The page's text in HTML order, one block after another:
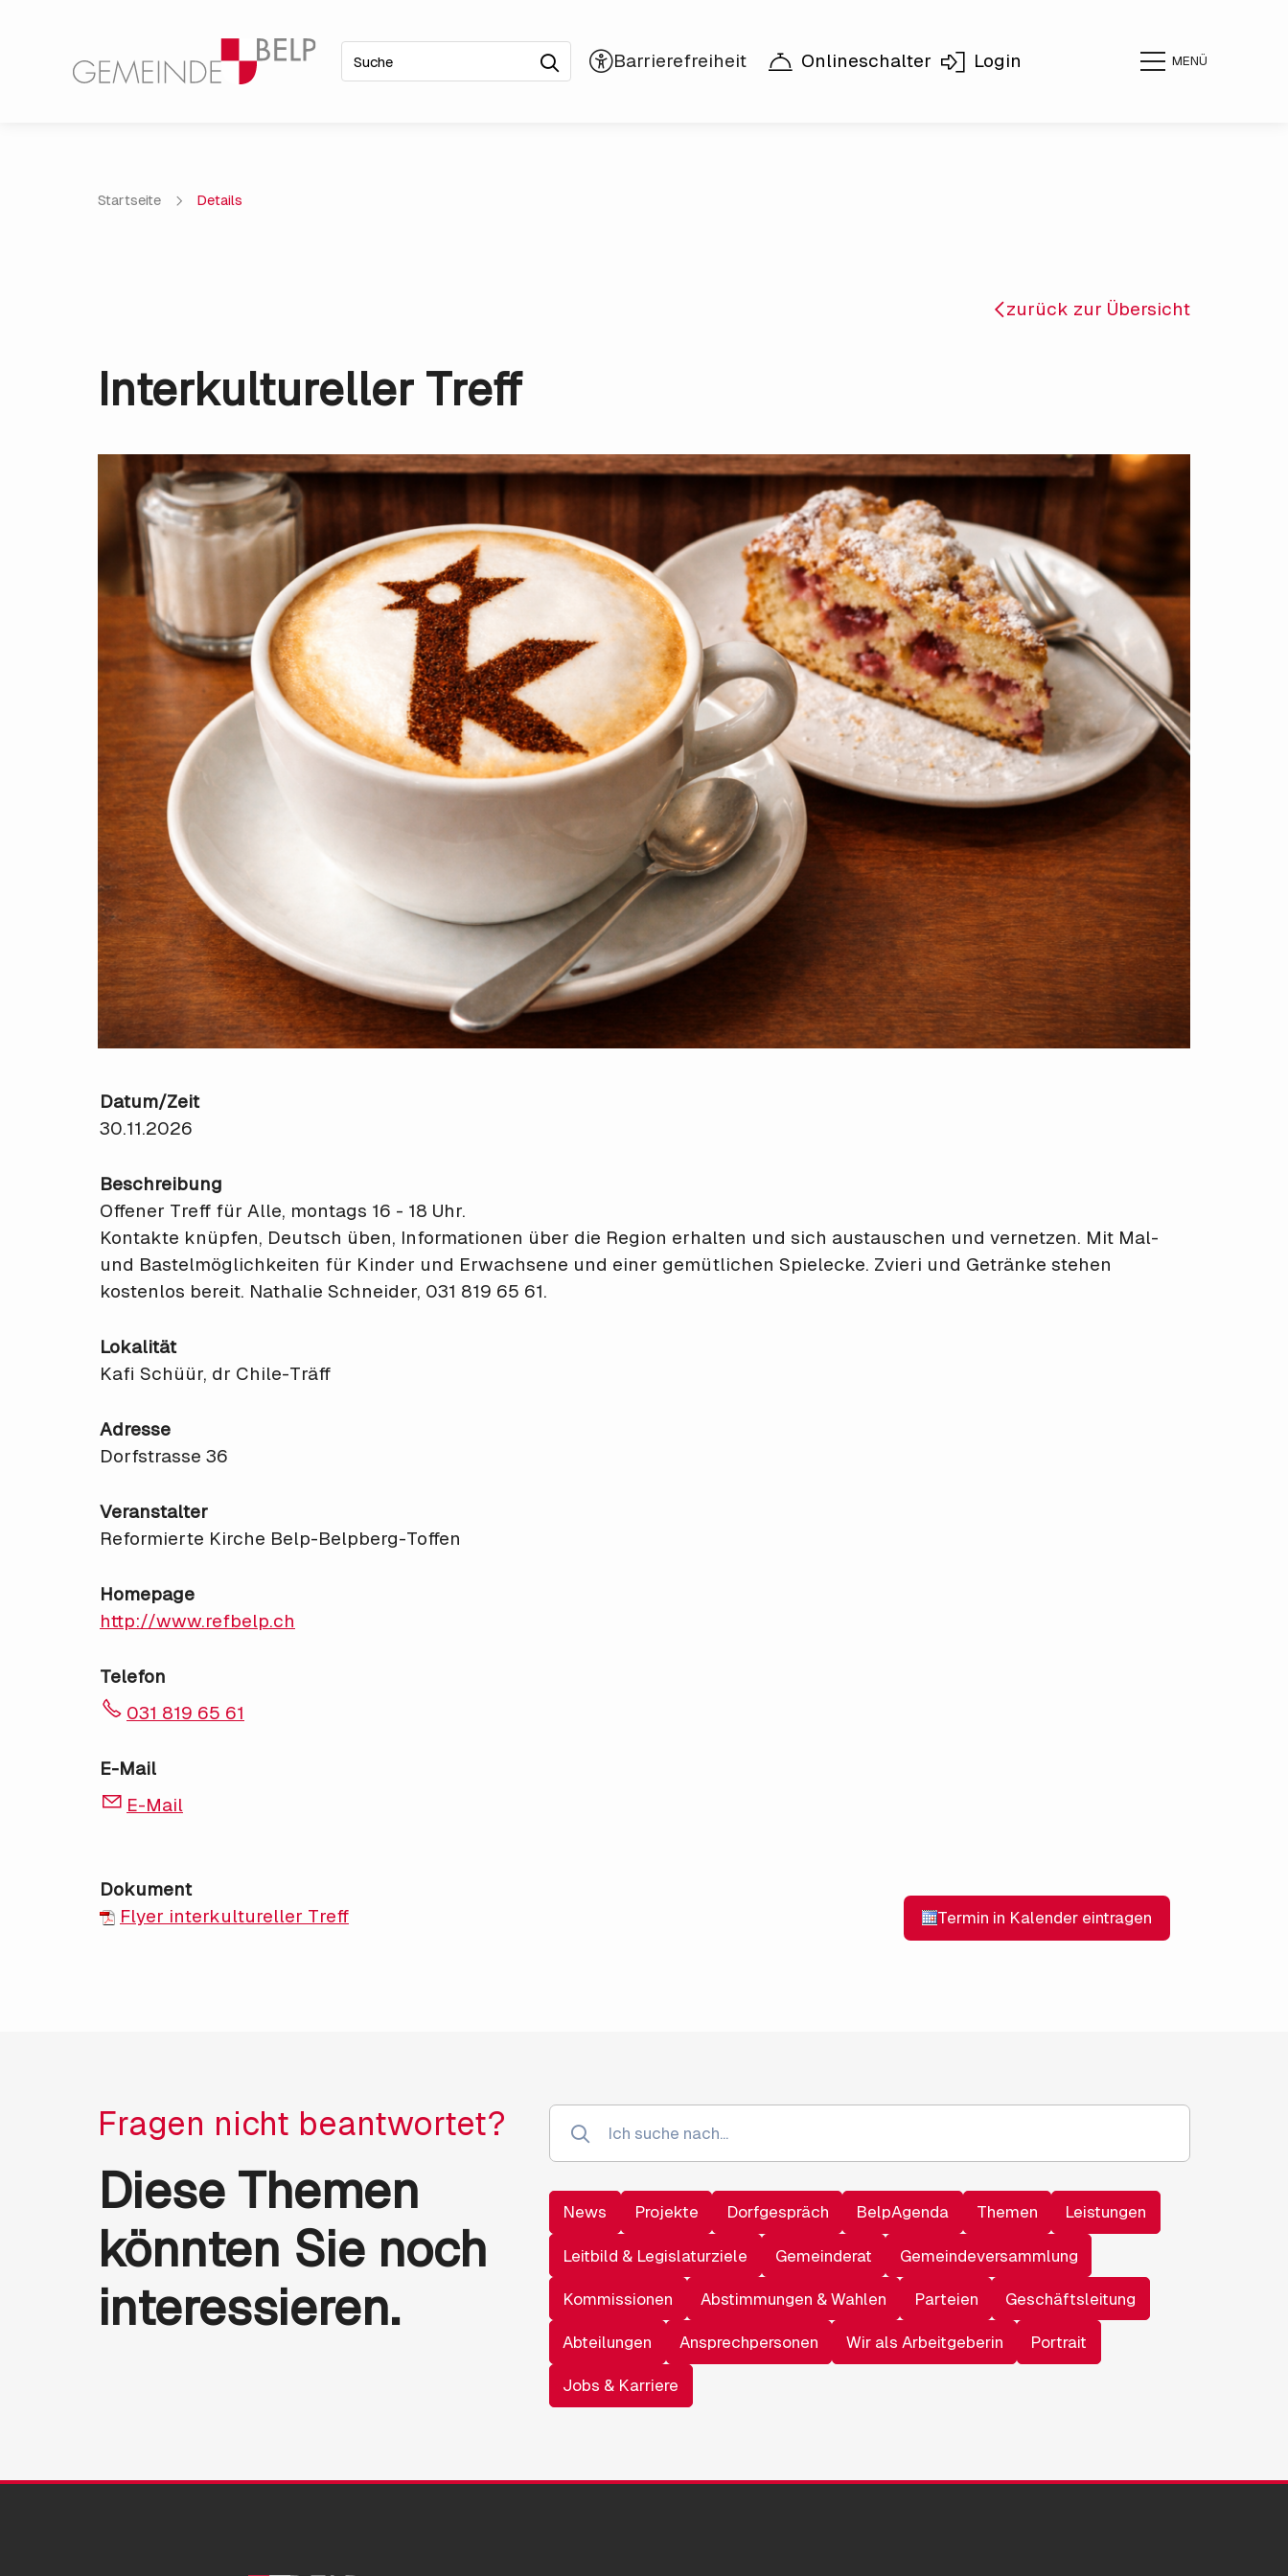
Onlineschalter Login MENÜ
Startseite Details
zurück zur Übersicht
Interkultureller Treff
Datum/Zeit
30.11.2026
Beschreibung
Offener Treff für Alle, montags 16 - 18 Uhr.
Kontakte knüpfen, Deutsch üben, Informationen über die Region erhalten und sich austauschen und vernetzen. Mit Mal-
und Bastelmöglichkeiten für Kinder und Erwachsene und einer gemütlichen Spielecke. Zvieri und Getränke stehen
kostenlos bereit. Nathalie Schneider, 031 819 65 61.
Lokalität
Kafi Schüür, dr Chile-Träff
Adresse
Dorfstrasse 36
Veranstalter
Reformierte Kirche Belp-Belpberg-Toffen
Homepage
http://www.refbelp.ch
Telefon
031 819 65 61
E-Mail
E-Mail
Dokument
Flyer interkultureller Treff
Fragen nicht beantwortet?
Diese Themen
könnten Sie noch
interessieren.
News Projekte Dorfgespräch BelpAgenda Themen Leistungen
Leitbild & Legislaturziele Gemeinderat Gemeindeversammlung
Kommissionen Abstimmungen & Wahlen Parteien Geschäftsleitung
Abteilungen Ansprechpersonen Wir als Arbeitgeberin Portrait
Jobs & Karriere